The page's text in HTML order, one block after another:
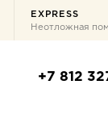
EXPRESS
Неотложная
+7 812